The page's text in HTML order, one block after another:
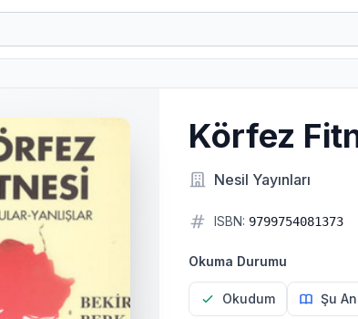
Körfez
Nesil Yayınları
ISBN: 9799754081373
Okuma Durumu
Okudum Şu